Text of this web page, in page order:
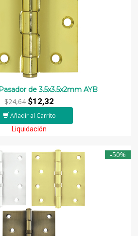
de 3.5x3.5x2mm AYB
$24,64$12,32
Añadir al Carrito
Liquidación
-50%